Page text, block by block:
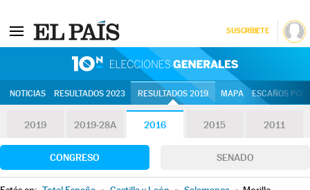
SUSCRÍBETE
NOTICIAS RESULTADOS 2023 RESULTADOS 2019 MAPA ESCAÑOS
2019 2019-28A 2016 2015 2011
CONGRESO SENADO